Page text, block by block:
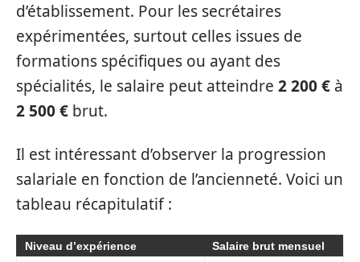
d’établissement. Pour les secrétaires
expérimentées, surtout celles issues de
formations spécifiques ou ayant des
spécialités, le salaire peut atteindre 2 200 € à
2 500 € brut.
Il est intéressant d’observer la progression
salariale en fonction de l’ancienneté. Voici un
tableau récapitulatif :
Niveau d’expérience Salaire brut mensuel